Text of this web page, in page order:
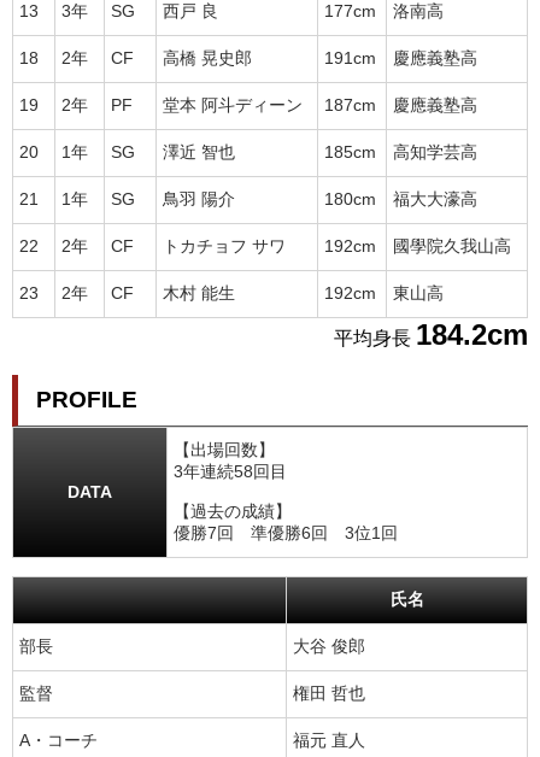
13 3年 SG 西戸 良 177cm 洛南高
18 2年 CF 高橋 晃史郎 191cm 慶應義塾高
19 2年 PF 堂本 阿斗ディーン 187cm 慶應義塾高
20 1年 SG 澤近 智也 185cm 高知学芸高
21 1年 SG 鳥羽 陽介 180cm 福大大濠高
22 2年 CF トカチョフ サワ 192cm 國學院久我山高
23 2年 CF 木村 能生 192cm 東山高
平均身長 184.2cm
PROFILE
DATA
【出場回数】
3年連続58回目
【過去の成績】
優勝7回 準優勝6回 3位1回
氏名
部長 大谷 俊郎
監督 権田 哲也
A・コーチ 福元 直人